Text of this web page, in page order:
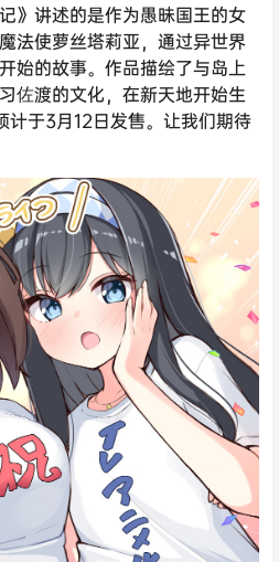
》讲述的是作为愚昧国王的女
法使萝丝塔莉亚，通过异世界
始的故事。作品描绘了与岛上
佐渡的文化，在新天地开始生
计于3月12日发售。让我们期待